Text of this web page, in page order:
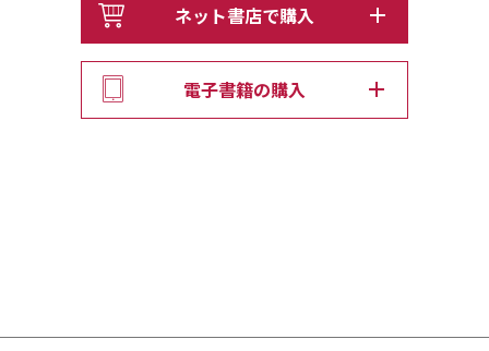
ネット書店で購入
電子書籍の購入